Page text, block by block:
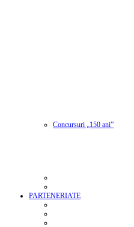
Concursuri „150 ani”
PARTENERIATE